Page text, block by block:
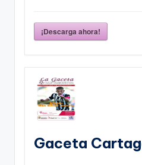
¡Descarga ahora!
Gaceta